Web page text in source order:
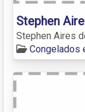
Stephen
Stephen Aires
Congelados